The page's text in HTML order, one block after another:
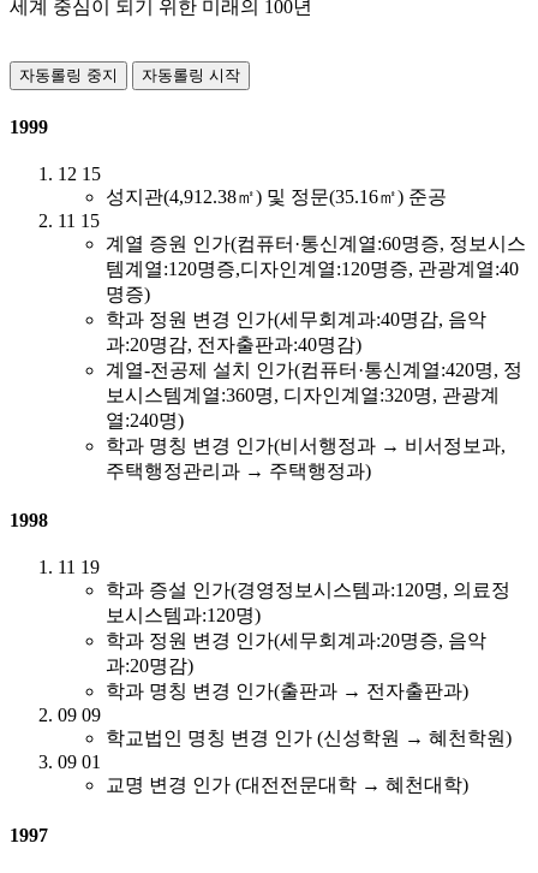
세계 중심이 되기 위한 미래의 100년
자동롤링 중지 자동롤링 시작
1999
12 15
성지관(4,912.38㎡) 및 정문(35.16㎡) 준공
11 15
계열 증원 인가(컴퓨터·통신계열:60명증, 정보시스
템계열:120명증,디자인계열:120명증, 관광계열:40
명증)
학과 정원 변경 인가(세무회계과:40명감, 음악
과:20명감, 전자출판과:40명감)
계열-전공제 설치 인가(컴퓨터·통신계열:420명, 정
보시스템계열:360명, 디자인계열:320명, 관광계
열:240명)
학과 명칭 변경 인가(비서행정과 → 비서정보과,
주택행정관리과 → 주택행정과)
1998
11 19
학과 증설 인가(경영정보시스템과:120명, 의료정
보시스템과:120명)
학과 정원 변경 인가(세무회계과:20명증, 음악
과:20명감)
학과 명칭 변경 인가(출판과 → 전자출판과)
09 09
학교법인 명칭 변경 인가 (신성학원 → 혜천학원)
09 01
교명 변경 인가 (대전전문대학 → 혜천대학)
1997